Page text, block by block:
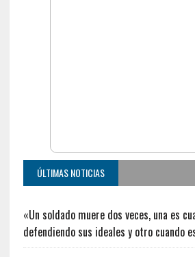
ÚLTIMAS NOTICIAS
«Un soldado muere dos veces, una es
defendiendo sus ideales y otro cuando